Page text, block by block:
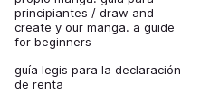
principiantes / draw and
create y our manga. a guide
for beginners
guía legis para la declaración
de renta